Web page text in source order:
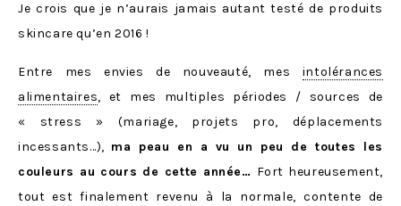
Je crois que je n’aurais jamais autant testé de produits
skincare qu’en 2016 !
Entre mes envies de nouveauté, mes intolérances
alimentaires, et mes multiples périodes / sources de
« stress » (mariage, projets pro, déplacements
incessants…), ma peau en a vu un peu de toutes les
couleurs au cours de cette année… Fort heureusement,
tout est finalement revenu à la normale, contente de